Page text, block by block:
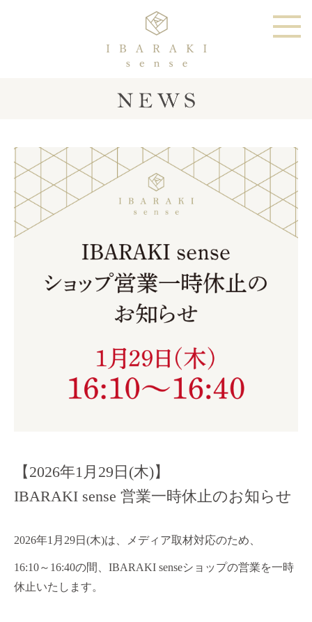
【2026年1月29日(木)】
IBARAKI sense 営業一時休止のお知らせ
2026年1月29日(木)は、メディア取材対応のため、
16:10～16:40の間、IBARAKI senseショップの営業を一時
休止いたします。